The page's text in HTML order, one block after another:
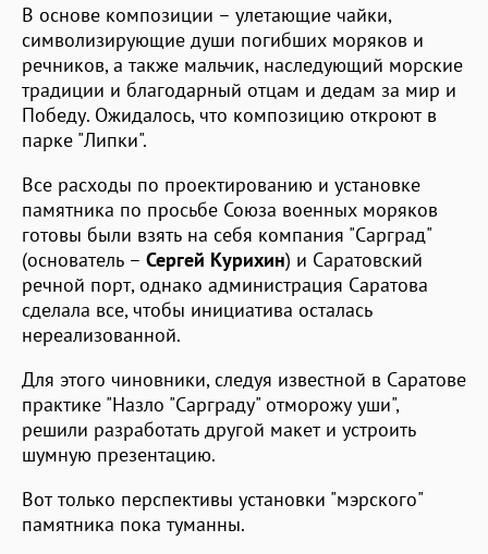
В основе композиции – улетающие чайки,
символизирующие души погибших моряков и
речников, а также мальчик, наследующий морские
традиции и благодарный отцам и дедам за мир и
Победу. Ожидалось, что композицию откроют в
парке "Липки".
Все расходы по проектированию и установке
памятника по просьбе Союза военных моряков
готовы были взять на себя компания "Сарград"
(основатель – Сергей Курихин) и Саратовский
речной порт, однако администрация Саратова
сделала все, чтобы инициатива осталась
нереализованной.
Для этого чиновники, следуя известной в Саратове
практике "Назло "Сарграду" отморожу уши",
решили разработать другой макет и устроить
шумную презентацию.
Вот только перспективы установки "мэрского"
памятника пока туманны.